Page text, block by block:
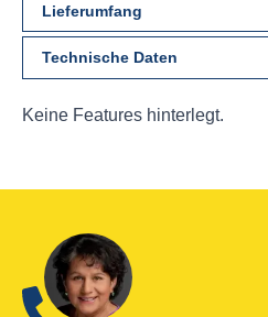
Lieferumfang
Technische Daten
Keine Features hinterlegt.